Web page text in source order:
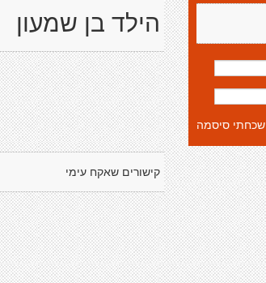
הילד בן שמעון
קישורים שאקח עימי
שכחתי סיסמה